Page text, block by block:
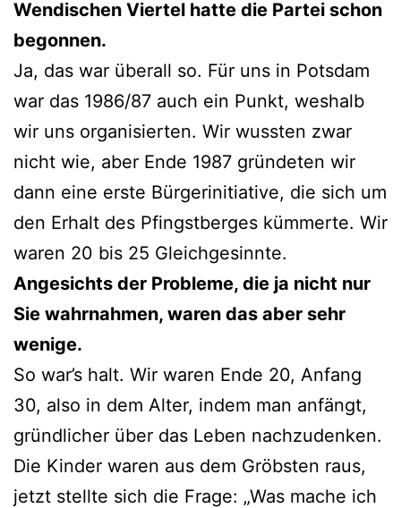
Wendischen Viertel hatte die Partei schon
begonnen.
Ja, das war überall so. Für uns in Potsdam
war das 1986/87 auch ein Punkt, weshalb
wir uns organisierten. Wir wussten zwar
nicht wie, aber Ende 1987 gründeten wir
dann eine erste Bürgerinitiative, die sich um
den Erhalt des Pfingstberges kümmerte. Wir
waren 20 bis 25 Gleichgesinnte.
Angesichts der Probleme, die ja nicht nur
Sie wahrnahmen, waren das aber sehr
wenige.
So war’s halt. Wir waren Ende 20, Anfang
30, also in dem Alter, indem man anfängt,
gründlicher über das Leben nachzudenken.
Die Kinder waren aus dem Gröbsten raus,
jetzt stellte sich die Frage: „Was mache ich